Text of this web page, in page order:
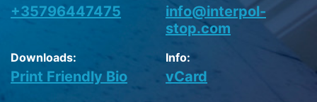
+35796447475
info@interpol-
stop.com
Downloads:
Print Friendly Bio
Info:
vCard